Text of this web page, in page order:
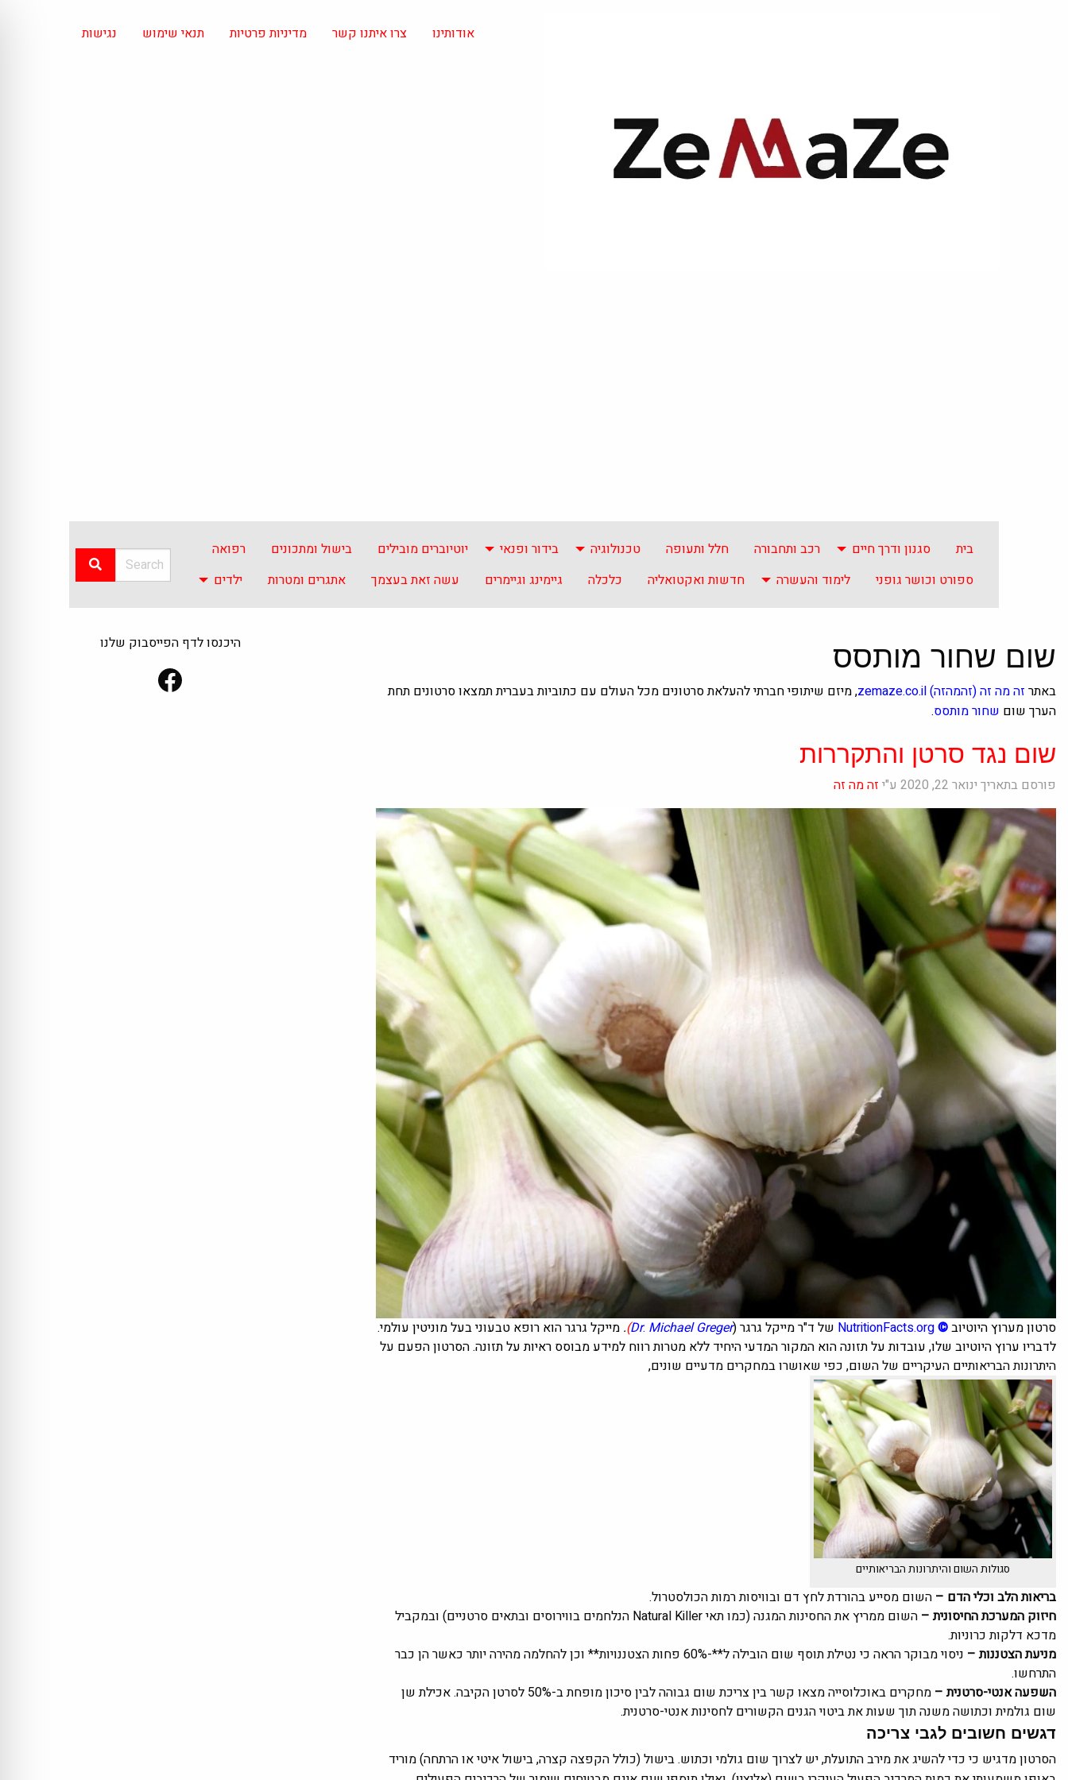
אודותינו צרו איתנו קשר מדיניות פרטיות תנאי שימוש נגישות
בית סגנון ודרך חיים רכב ותחבורה חלל ותעופה טכנולוגיה בידור ופנאי יוטיוברים מובילים בישול ומתכונים
רפואה
ספורט וכושר גופני
לימוד והעשרה חדשות ואקטואליה כלכלה גיימינג וגיימרים עשה זאת בעצמך אתגרים ומטרות ילדים
שום שחור מותסס
באתר זה מה זה(זהמהזה)zemaze.co.il, מיזם שיתופי חברתי להעלאת סרטונים מכל העולם עם כתוביות בעברית תמצאו סרטונים תחת
הערך שום שחור מותסס.
שום נגד סרטן והתקררות
פורסם בתאריך ינואר 22, 2020 ע"י זה מה זה
סרטון מערוץ היוטיוב©
NutritionFacts.org של ד"ר מייקל גרגר ( Dr. Michael Greger
)
. מייקל גרגר הוא רופא טבעוני בעל מוניטין עולמי.
לדבריו ערוץ היוטיוב שלו, עובדות על תזונה הוא המקור המדעי היחיד ללא מטרות רווח למידע מבוסס ראיות על תזונה. הסרטון הפעם על
היתרונות הבריאותיים העיקריים של השום, כפי שאושרו במחקרים מדעיים שונים,
סגולות השום והיתרונות הבריאותיים
בריאות הלב וכלי הדם – השום מסייע בהורדת לחץ דם ובוויסות רמות הכולסטרול.
חיזוק המערכת החיסונית –
השום ממריץ את החסינות המגנה (כמו תאי Natural Killer הנלחמים בווירוסים ובתאים סרטניים) ובמקביל
מדכא דלקות כרוניות.
מניעת הצטננות –
ניסוי מבוקר הראה כי נטילת תוסף שום הובילה ל**-60% פחות הצטננויות** וכן להחלמה מהירה יותר כאשר הן כבר
התרחשו.
השפעה אנטי-סרטנית –
מחקרים באוכלוסייה מצאו קשר בין צריכת שום גבוהה לבין סיכון מופחת ב-50% לסרטן הקיבה. אכילת שן
שום גולמית וכתושה משנה תוך שעות את ביטוי הגנים הקשורים לחסינות אנטי-סרטנית.
דגשים חשובים לגבי צריכה
הסרטון מדגיש כי כדי להשיג את מירב התועלת, יש לצרוך שום גולמי וכתוש. בישול (כולל הקפצה קצרה, בישול איטי או הרתחה) מוריד
היכנסו לדף הפייסבוק שלנו
Facebook